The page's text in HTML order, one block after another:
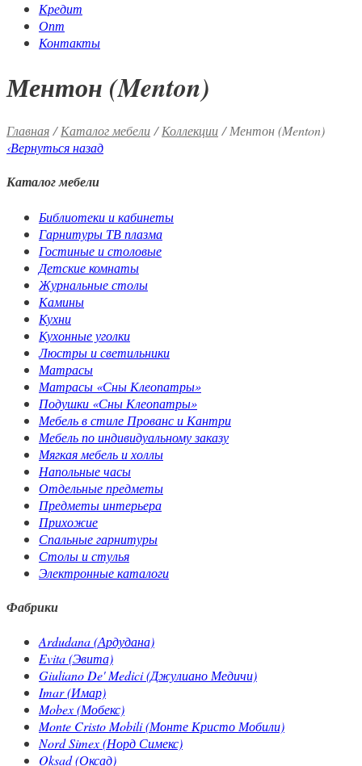
Кредит
Опт
Контакты
Ментон (Menton)
Главная/Каталог мебели/Коллекции/ Ментон (Menton)
‹Вернуться назад
Каталог мебели
Библиотеки и кабинеты
Гарнитуры ТВ плазма
Гостиные и столовые
Детские комнаты
Журнальные столы
Камины
Кухни
Кухонные уголки
Люстры и светильники
Матрасы
Матрасы «Сны Клеопатры»
Подушки «Сны Клеопатры»
Мебель в стиле Прованс и Кантри
Мебель по индивидуальному заказу
Мягкая мебель и холлы
Напольные часы
Отдельные предметы
Предметы интерьера
Прихожие
Спальные гарнитуры
Столы и стулья
Электронные каталоги
Фабрики
Ardudana (Ардудана)
Evita (Эвита)
Giuliano De' Medici (Джулиано Медичи)
Imar (Имар)
Mobex (Мобекс)
Monte Cristo Mobili (Монте Кристо Мобили)
Nord Simex (Норд Симекс)
Oksad (Оксад)